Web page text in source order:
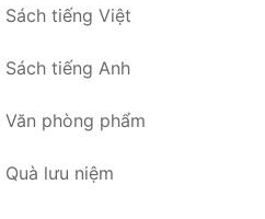
Sách tiếng Việt
Sách tiếng Anh
Văn phòng phẩm
Quà lưu niệm